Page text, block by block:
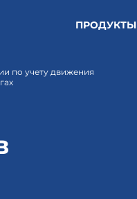
ПРОДУКТЫ
по учету движения